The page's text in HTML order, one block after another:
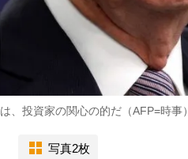
、投資家の関心の的だ（AFP=時事）
写真2枚